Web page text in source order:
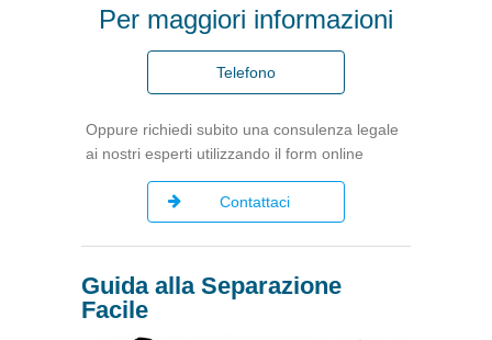
Per maggiori informazioni
Telefono
Oppure richiedi subito una consulenza legale
ai nostri esperti utilizzando il form online
Contattaci
Guida alla Separazione
Facile